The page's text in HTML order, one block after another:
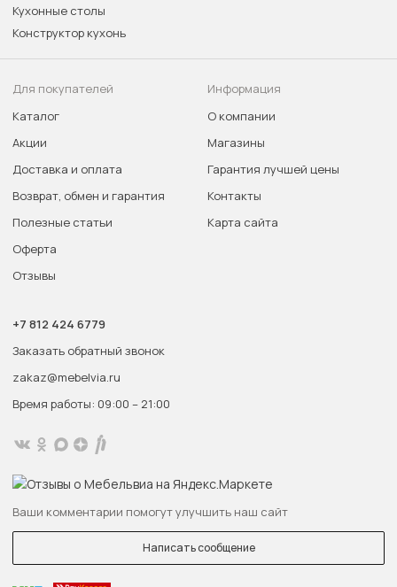
Кухонные столы
Конструктор кухонь
Для покупателей
Каталог
Акции
Доставка и оплата
Возврат, обмен и гарантия
Полезные статьи
Оферта
Отзывы
Информация
О компании
Магазины
Гарантия лучшей цены
Контакты
Карта сайта
+7 812 424 6779
Заказать обратный звонок
zakaz@mebelvia.ru
Время работы: 09:00 – 21:00
Ваши комментарии помогут улучшить наш сайт
Написать сообщение